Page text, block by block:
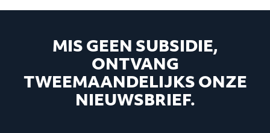
MIS GEEN SUBSIDIE,
ONTVANG
TWEEMAANDELIJKS ONZE
NIEUWSBRIEF.